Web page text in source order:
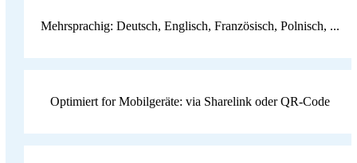
Mehrsprachig: Deutsch, Englisch, Französisch, Polnisch, ...
Optimiert for Mobilgeräte: via Sharelink oder QR-Code